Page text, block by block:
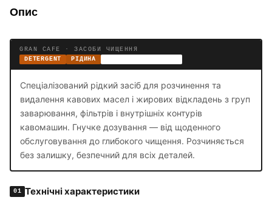
Опис
GRAN CAFE · ЗАСОБИ ЧИЩЕННЯ
DETERGENT
РІДИНА
Спеціалізований рідкий засіб для розчинення та
видалення кавових масел і жирових відкладень з груп
заварювання, фільтрів і внутрішніх контурів
кавомашин. Гнучке дозування — від щоденного
обслуговування до глибокого чищення. Розчиняється
без залишку, безпечний для всіх деталей.
01 Технічні характеристики